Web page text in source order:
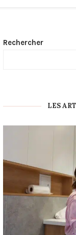
Rechercher
LES